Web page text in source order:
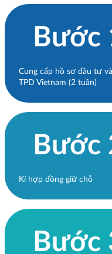
Bước
Cung cấp hồ sơ đầu tư
TPD Vietnam (2 tuần)
Bước
Kí hợp đồng giữ chỗ
Bước